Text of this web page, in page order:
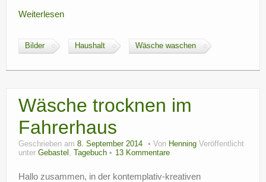
Weiterlesen
Bilder Haushalt Wäsche waschen
Wäsche trocknen im
Fahrerhaus
Geschrieben am 8. September 2014 Von Henning Veröffentlicht
unter Gebastel , Tagebuch 13 Kommentare
Hallo zusammen, in der kontemplativ-kreativen